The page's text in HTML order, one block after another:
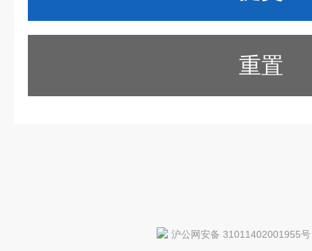
重置
沪公网安备 31011402001955号